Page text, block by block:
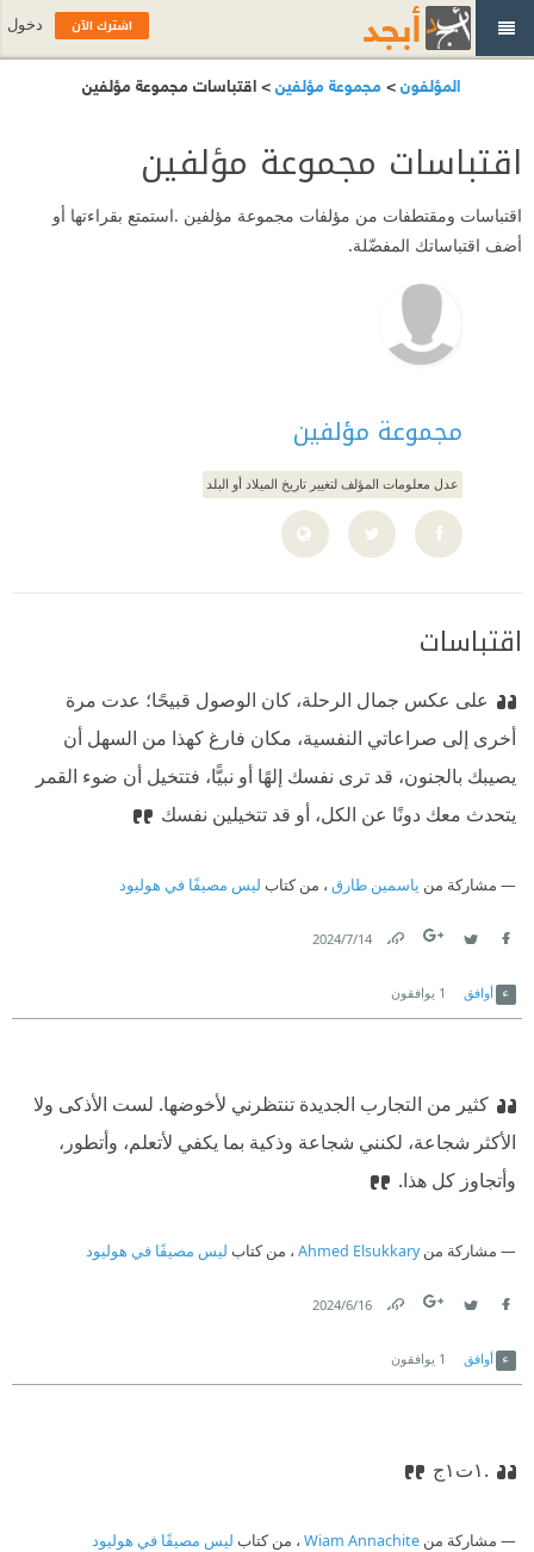
المؤلفون> مجموعة مؤلفين> اقتباسات مجموعة مؤلفين
اقتباسات مجموعة مؤلفين
اقتباسات ومقتطفات من مؤلفات مجموعة مؤلفين .استمتع بقراءتها أو
أضف اقتباساتك المفضّلة.
مجموعة مؤلفين
عدل معلومات المؤلف لتغيير تاريخ الميلاد أو البلد
اقتباسات
على عكس جمال الرحلة، كان الوصول قبيحًا؛ عدت مرة
أخرى إلى صراعاتي النفسية، مكان فارغ كهذا من السهل أن
يصيبك بالجنون، قد ترى نفسك إلهًا أو نبيًّا، فتتخيل أن ضوء القمر
يتحدث معك دونًا عن الكل، أو قد تتخيلين نفسك
مشاركة من ياسمين طارق ، من كتاب ليس مصيفًا في هوليود
14‏/7‏/2024
أوافق 1 يوافقون
كثير من التجارب الجديدة تنتظرني لأخوضها. لست الأذكى ولا
الأكثر شجاعة، لكنني شجاعة وذكية بما يكفي لأتعلم، وأتطور،
وأتجاوز كل هذا.
مشاركة منAhmed Elsukkary ، من كتاب ليس مصيفًا في هوليود
16‏/6‏/2024
أوافق 1 يوافقون
.١ت١ج
مشاركة من Wiam Annachite ، من كتاب ليس مصيفًا في هوليود
اشترك الآن دخول